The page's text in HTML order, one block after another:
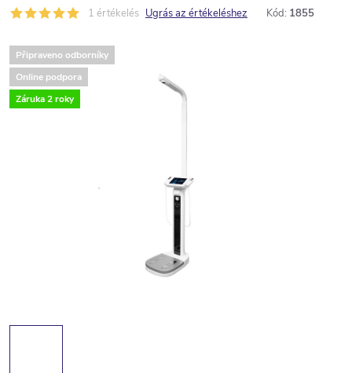
1 értékelés Ugrás az értékeléshez Kód: 1855
Připraveno odborníky
Online podpora
Záruka 2 roky